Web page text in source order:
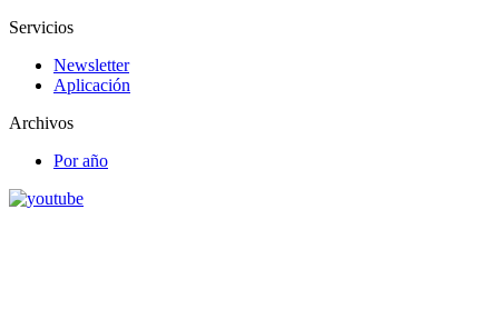
Servicios
Newsletter
Aplicación
Archivos
Por año